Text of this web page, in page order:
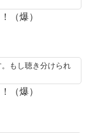
（爆）
もし聴き分けられ
（爆）